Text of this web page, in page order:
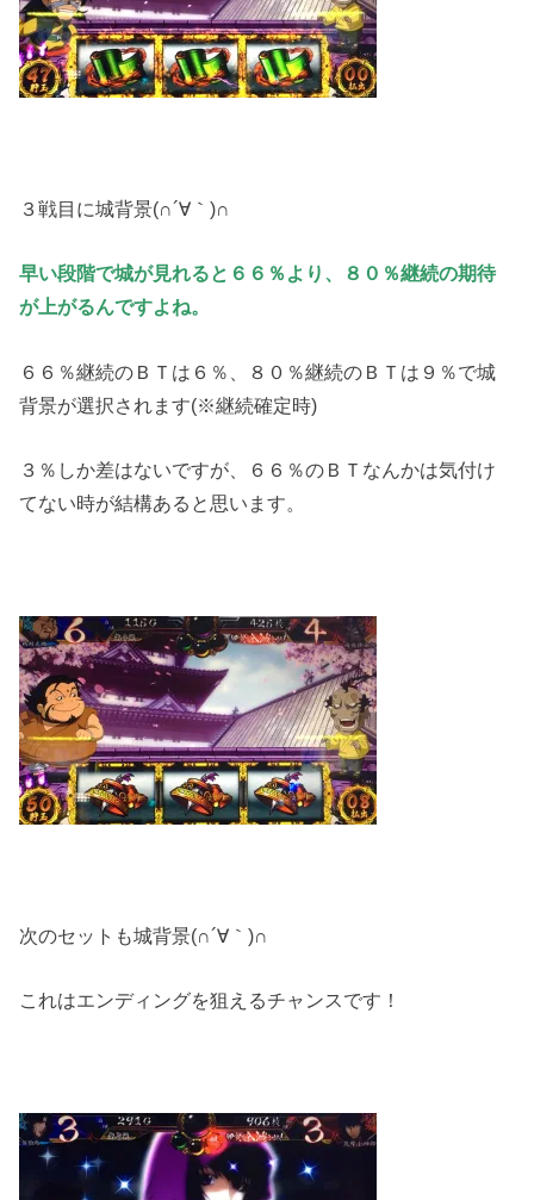
３戦目に城背景(∩´∀｀)∩
早い段階で城が見れると６６％より、８０％継続の期待
が上がるんですよね。
６６％継続のＢＴは６％、８０％継続のＢＴは９％で城
背景が選択されます(※継続確定時)
３％しか差はないですが、６６％のＢＴなんかは気付け
てない時が結構あると思います。
次のセットも城背景(∩´∀｀)∩
これはエンディングを狙えるチャンスです！